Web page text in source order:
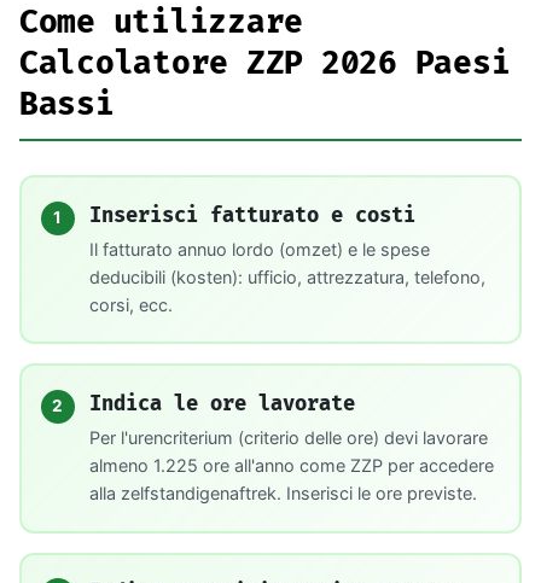
Come utilizzare
Calcolatore ZZP 2026 Paesi
Bassi
1 Inserisci fatturato e costi
Il fatturato annuo lordo (omzet) e le spese
deducibili (kosten): ufficio, attrezzatura, telefono,
corsi, ecc.
2 Indica le ore lavorate
Per l'urencriterium (criterio delle ore) devi lavorare
almeno 1.225 ore all'anno come ZZP per accedere
alla zelfstandigenaftrek. Inserisci le ore previste.